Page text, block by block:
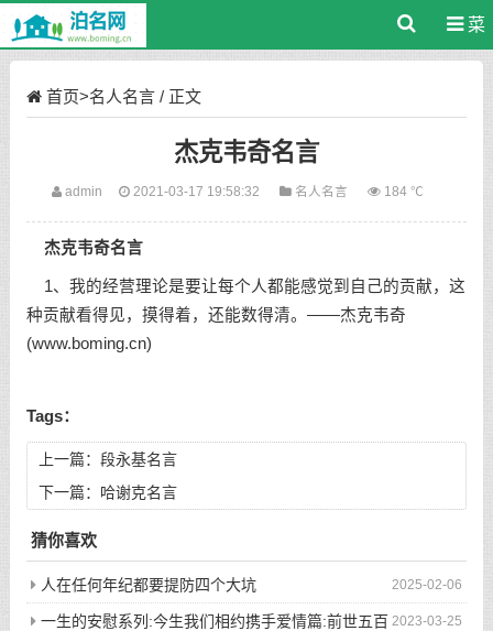
菜
首页>名人名言/ 正文
杰克韦奇名言
admin 2021-03-17 19:58:32 名人名言 184 ℃
杰克韦奇名言
1、我的经营理论是要让每个人都能感觉到自己的贡献，这
种贡献看得见，摸得着，还能数得清。——杰克韦奇
(www.boming.cn)
Tags：
上一篇： 段永基名言
下一篇： 哈谢克名言
猜你喜欢
2025-02-06
人在任何年纪都要提防四个大坑
2023-03-25
一生的安慰系列:今生我们相约携手爱情篇:前世五百